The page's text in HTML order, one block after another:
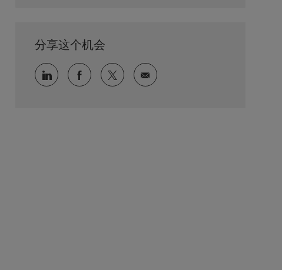
分享这个机会
通过 LinkedIn 分享通过 faceebook 分享
通过 twitter 分享通过电子邮件分享